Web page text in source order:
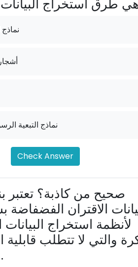
طرق استخراج البيانات
نماذج
نماذج التبعية
Check Answer
الاقتران
لأنظمة استخراج
والتي لا تتطلب قابلية
والأداء العالي.